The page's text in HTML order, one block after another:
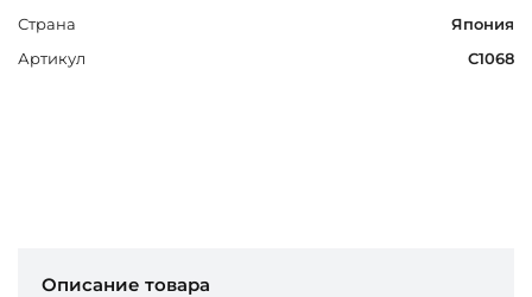
Страна
Япония
Артикул
C1068
Описание товара